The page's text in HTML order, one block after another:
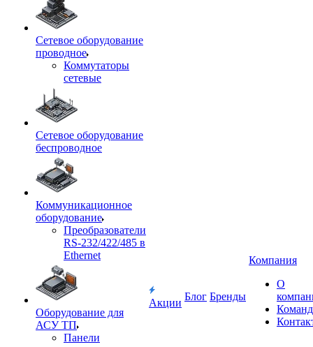
Сетевое оборудование
проводное
Коммутаторы
сетевые
Сетевое оборудование
беспроводное
Коммуникационное
оборудование
Преобразователи
RS-232/422/485 в
Ethernet
Оборудование для
АСУ ТП
Панели
Акции
Блог Бренды
Компания
О